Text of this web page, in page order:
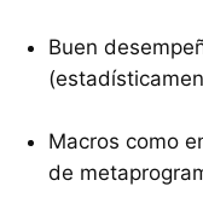
Buen
Macros como
de